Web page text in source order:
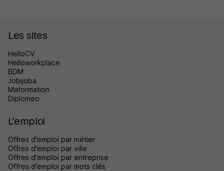
Les sites
HelloCV
Helloworkplace
BDM
Jobijoba
Maformation
Diplomeo
L'emploi
Offres d'emploi par métier
Offres d'emploi par ville
Offres d'emploi par entreprise
Offres d'emploi par mots clés